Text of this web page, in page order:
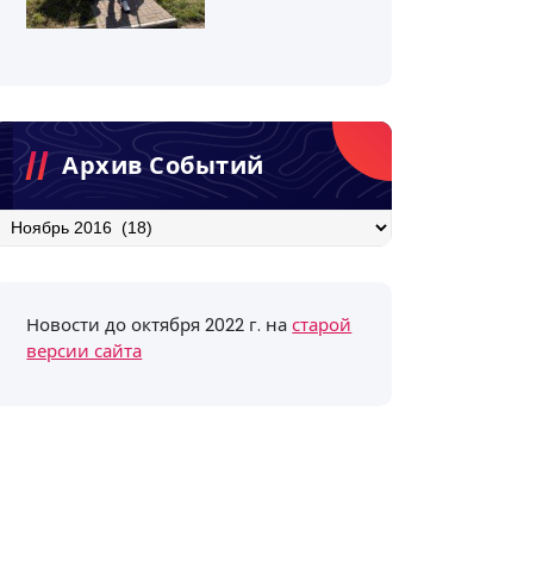
Архив Событий
Архив
Новости до октября 2022 г. настарой
версии сайта